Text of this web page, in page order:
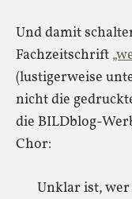
Und damit
Fachzeitschrift
(lustigerweise
nicht die
die BILDblog-
Chor:
Unklar ist,